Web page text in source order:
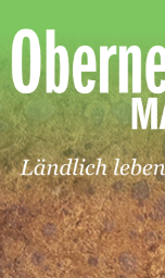
Oberneuland
Magazin